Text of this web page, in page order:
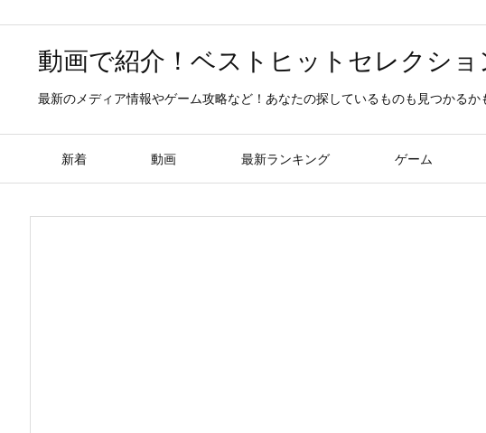
動画で紹介！ベストヒットセレクショ
最新のメディア情報やゲーム攻略など！あなたの探しているものも見つかるか
新着 動画 最新ランキング ゲーム